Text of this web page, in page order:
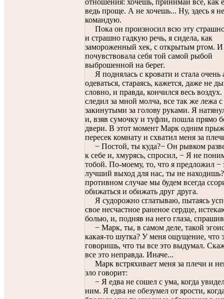
отношения: хочешь, принимай все, как
ведь проще. А не хочешь... Ну, здесь я не
командую.
Пока он произносил всю эту
и страшно гадкую речь, я сидела, как
замороженный хек, с открытым ртом. И
почувствовала себя той самой рыбой
выброшенной на берег.
Я поднялась с кровати и стала очень
одеваться, стараясь, кажется, даже не
словно, и правда, кончился весь
следил за мной молча, все так же лежа с
закинутыми за голову руками. Я
и, взяв сумочку и туфли, пошла прямо
двери. В этот момент Марк одним
пересек комнату и схватил меня за
− Постой, ты куда?− Он рывком
к себе и, хмурясь, спросил, − Я не
тобой. По-моему, то, что я предложил −
лучший выход для нас, ты не
противном случае мы будем всегда
обижаться и обижать друг друга.
Я судорожно сглатываю, пытаясь
свое несчастное раненое сердце,
болью, и, подняв на него глаза,
− Марк, ты, в самом деле, такой
какая-то шутка? У меня ощущение, что
говоришь, что ты все это выдумал.
все это неправда. Иначе...
Марк встряхивает меня за плечи и
зло говорит:
− Я едва не сошел с ума, когда
ним. Я едва не обезумел от ярости,